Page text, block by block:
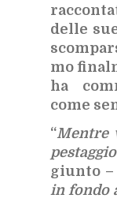
del­le
mo
ha
come
“Men­tre
giun­to –
in fon­do